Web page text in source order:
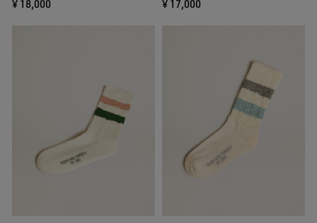
¥ 18,000
ン）
¥ 17,000